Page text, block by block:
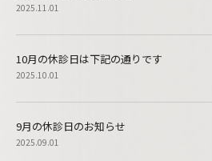
2025.11.01
10月の休診日は下記の通りです
2025.10.01
9月の休診日のお知らせ
2025.09.01